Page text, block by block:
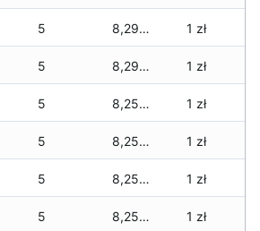
5 8,298 zł 1 zł
5 8,298 zł 1 zł
5 8,255 zł 1 zł
5 8,255 zł 1 zł
5 8,255 zł 1 zł
5 8,255 zł 1 zł